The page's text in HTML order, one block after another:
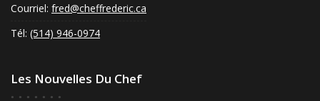
Courriel: fred@cheffrederic.ca
Tél: (514) 946-0974
Les Nouvelles Du Chef